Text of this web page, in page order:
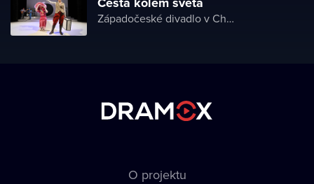
Západočeské divadlo v Chebu
O projektu